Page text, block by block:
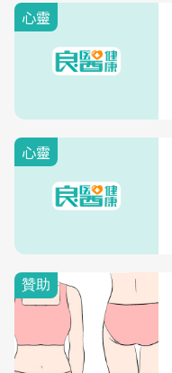
心靈
心靈